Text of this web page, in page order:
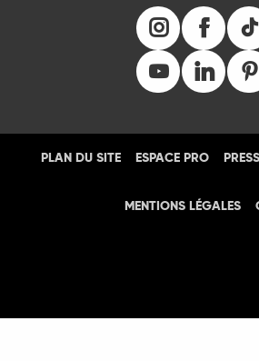
PLAN DU SITE ESPACE PRO
MENTIONS LÉGALES